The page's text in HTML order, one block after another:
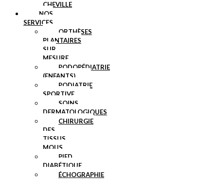
CHEVILLE
NOS
SERVICES
ORTHÈSES
PLANTAIRES
SUR
MESURE
PODOPÉDIATRIE
(ENFANTS)
PODIATRIE
SPORTIVE
SOINS
DERMATOLOGIQUES
CHIRURGIE
DES
TISSUS
MOUS
PIED
DIABÉTIQUE
ÉCHOGRAPHIE